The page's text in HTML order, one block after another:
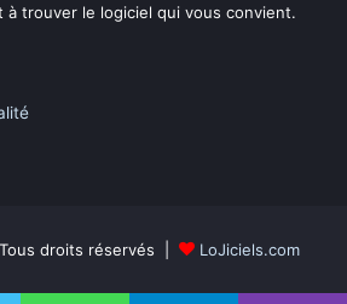
à trouver le logiciel qui vous convient.
droits réservés | LoJiciels.com